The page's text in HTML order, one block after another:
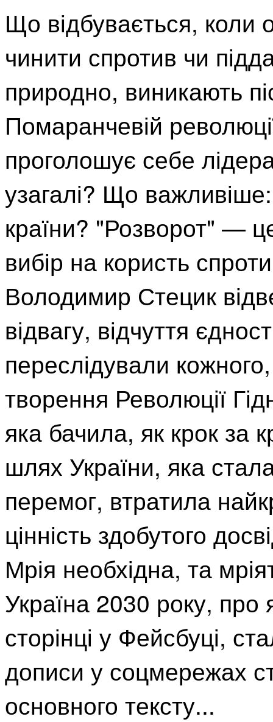
Що відбувається,
чинити спротив чи
природно, виникають
Помаранчевій
проголошує себе
узагалі? Що
країни? "Розворот" —
вибір на користь
Володимир Стецик
відвагу, відчуття
переслідували
творення Революції
яка бачила, як крок за
шлях України, яка
перемог, втратила
цінність здобутого
Мрія необхідна, та
Україна 2030 року,
сторінці у Фейсбуці,
дописи у соцмережах
основного тексту...